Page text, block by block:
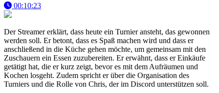
00:10:23
Der Streamer erklärt, dass heute ein Turnier ansteht, das gewonnen
werden soll. Er betont, dass es Spaß machen wird und dass er
anschließend in die Küche gehen möchte, um gemeinsam mit den
Zuschauern ein Essen zuzubereiten. Er erwähnt, dass er Einkäufe
getätigt hat, die er kurz zeigt, bevor es mit dem Aufräumen und
Kochen losgeht. Zudem spricht er über die Organisation des
Turniers und die Rolle von Chris, der im Discord unterstützen soll.